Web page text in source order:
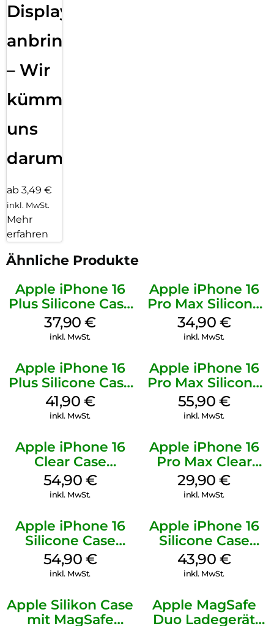
Displayfolie
anbringen
– Wir
kümmern
uns
darum!
ab 3,49 €
inkl. MwSt.
Mehr
erfahren
Ähnliche Produkte
Apple iPhone 16
Plus Silicone Case
MagSafe Lake
Green
37,90€
inkl. MwSt.
Apple iPhone 16
Pro Max Silicone
Case MagSafe
Denim
34,90 €
inkl. MwSt.
Apple iPhone 16
Plus Silicone Case
MagSafe Stone
Gray
41,90 €
inkl. MwSt.
Apple iPhone 16
Pro Max Silicone
Case MagSafe
Stone Gray
55,90 €
inkl. MwSt.
Apple iPhone 16
Clear Case
MagSafe
Transparent
54,90 €
inkl. MwSt.
Apple iPhone 16
Pro Max Clear
Case MagSafe
Transparent
29,90€
inkl. MwSt.
Apple iPhone 16
Silicone Case
MagSafe Black
54,90 €
inkl. MwSt.
Apple iPhone 16
Silicone Case
MagSafe Plum
43,90 €
inkl. MwSt.
Apple Silikon Case
mit MagSafe
Apple MagSafe
Duo Ladegerät